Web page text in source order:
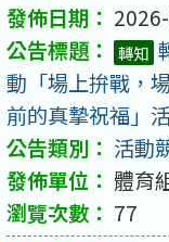
轉知
動「場上拚戰，
前的真摯祝福」
活動
體育
77